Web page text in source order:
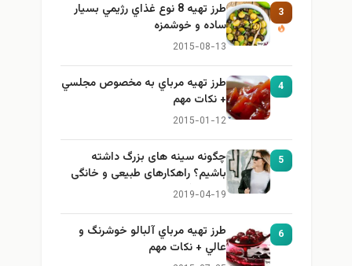
3
طرز تهيه 8 نوع غذاي رژيمي بسيار
ساده و خوشمزه
2015-08-13
4
طرز تهيه مرباي به مخصوص مجلسي
+ نكات مهم
2015-01-12
5
چگونه سینه های بزرگ داشته
باشیم؟ راهکارهای طبیعی و خانگی
برای بزرگ کردن سینه
2019-04-19
6
طرز تهيه مرباي آلبالو خوشرنگ و
عالي + نكات مهم